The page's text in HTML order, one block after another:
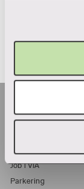
Praktisk
Job i VIA
Parkering